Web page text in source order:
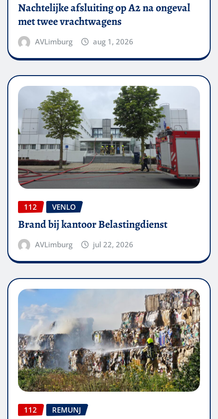
Nachtelijke afsluiting op A2 na ongeval
met twee vrachtwagens
AVLimburg aug 1, 2026
112 VENLO
Brand bij kantoor Belastingdienst
AVLimburg jul 22, 2026
112 REMUNJ